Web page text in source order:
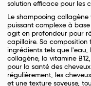
solution efficace pour les
Le shampooing
puissant complexe à
agit en profondeur pour
capillaire. Sa composition
ingrédients tels que
collagène, la vitamine
pour la santé des
régulièrement, les
et une texture soyeuse,